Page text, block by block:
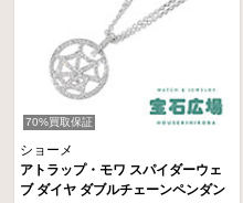
70%買取保証
ショーメ
アトラップ・モワ スパイダーウェ
ブ ダイヤ ダブルチェーンペンダン